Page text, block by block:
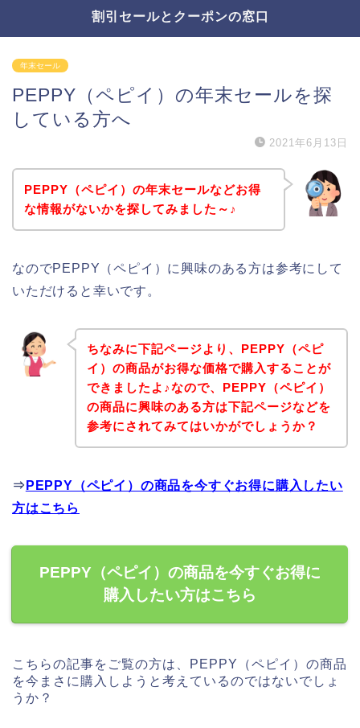
割引セールとクーポンの窓口
年末セール
PEPPY（ペピイ）の年末セールを探
している方へ
2021年6月13日
PEPPY（ペピイ）の年末セールなどお得
な情報がないかを探してみました～♪
なのでPEPPY（ペピイ）に興味のある方は参考にして
いただけると幸いです。
ちなみに下記ページより、PEPPY（ペピ
イ）の商品がお得な価格で購入することが
できましたよ♪なので、PEPPY（ペピイ）
の商品に興味のある方は下記ページなどを
参考にされてみてはいかがでしょうか？
⇒ PEPPY（ペピイ）の商品を今すぐお得に購入したい
方はこちら
PEPPY（ペピイ）の商品を今すぐお得に
購入したい方はこちら
こちらの記事をご覧の方は、PEPPY（ペピイ）の商品
を今まさに購入しようと考えているのではないでしょ
うか？